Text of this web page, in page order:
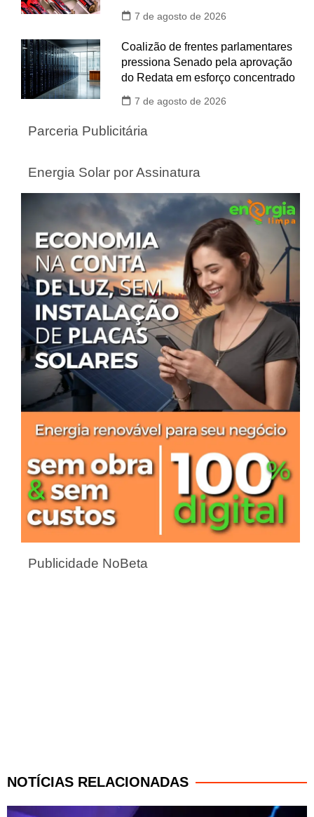
7 de agosto de 2026
Coalizão de frentes parlamentares
pressiona Senado pela aprovação
do Redata em esforço concentrado
7 de agosto de 2026
Parceria Publicitária
Energia Solar por Assinatura
Publicidade NoBeta
NOTÍCIAS RELACIONADAS